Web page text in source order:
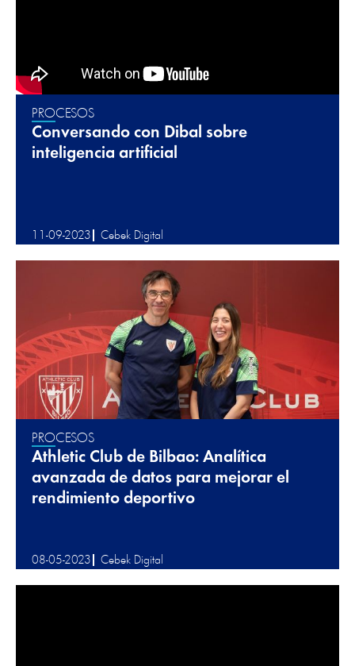
PROCESOS
Conversando con Dibal sobre
inteligencia artificial
11-09-2023 Cebek Digital
PROCESOS
Athletic Club de Bilbao: Analítica
avanzada de datos para mejorar el
rendimiento deportivo
08-05-2023 Cebek Digital